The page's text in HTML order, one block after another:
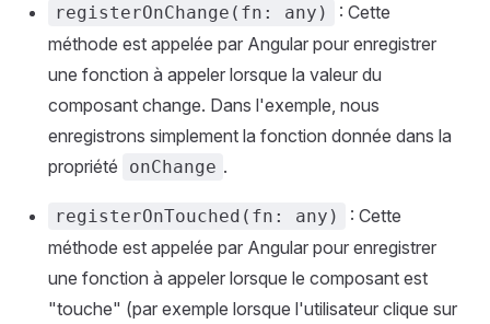
registerOnChange(fn: any)
: Cette
méthode est appelée par Angular pour enregistrer
une fonction à appeler lorsque la valeur du
composant change. Dans l'exemple, nous
enregistrons simplement la fonction donnée dans la
propriété
onChange .
registerOnTouched(fn: any)
: Cette
méthode est appelée par Angular pour enregistrer
une fonction à appeler lorsque le composant est
"touche" (par exemple lorsque l'utilisateur clique sur